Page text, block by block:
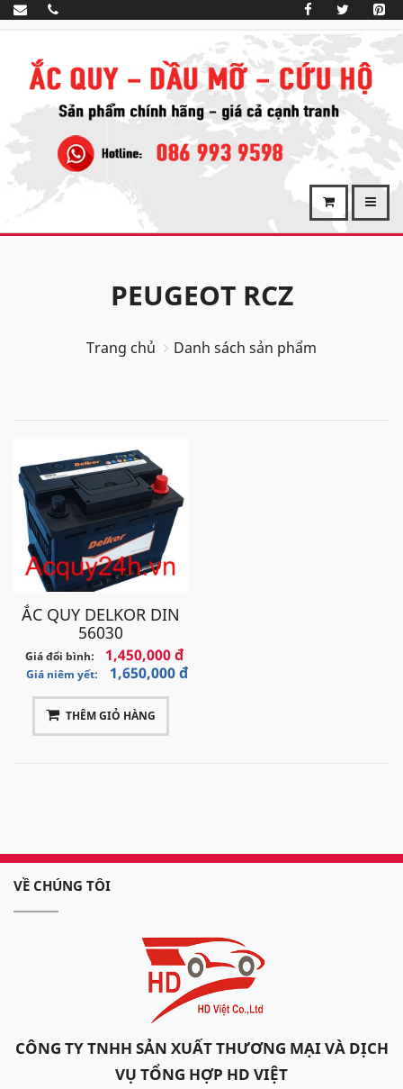
PEUGEOT RCZ
Trang chủ Danh sách sản phẩm
ẮC QUY DELKOR DIN
56030
Giá đổi bình: 1,450,000 đ
Giá niêm yết: 1,650,000 đ
THÊM GIỎ HÀNG
VỀ CHÚNG TÔI
CÔNG TY TNHH SẢN XUẤT THƯƠNG MẠI VÀ DỊCH
VỤ TỔNG HỢP HD VIỆT